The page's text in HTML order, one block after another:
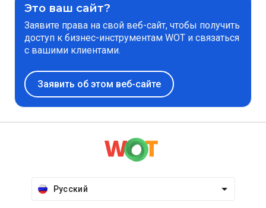
Это ваш сайт?
Заявите права на свой веб-сайт, чтобы получить
доступ к бизнес-инструментам WOT и связаться
с вашими клиентами.
Заявить об этом веб-сайте
Русский